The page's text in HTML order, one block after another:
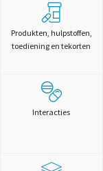
Produkten, hulpstoffen,
toediening en tekorten
Interacties